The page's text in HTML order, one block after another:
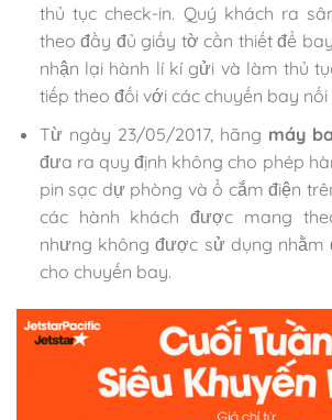
thủ tục check-in. Quý khách ra
theo đầy đủ giấy tờ cần thiết để
nhận lại hành lí kí gửi và làm thủ
tiếp theo đối với các chuyến bay nối
Từ ngày 23/05/2017, hãng máy
đưa ra quy định không cho phép
pin sạc dự phòng và ổ cắm điện
các hành khách được mang
nhưng không được sử dụng
cho chuyến bay.